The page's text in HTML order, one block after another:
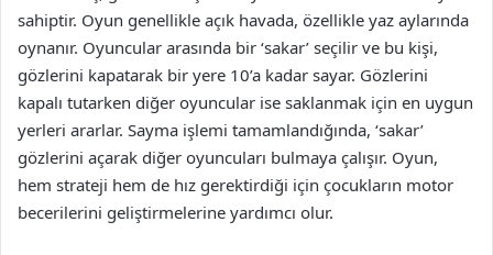
sahiptir. Oyun genellikle açık havada, özellikle yaz aylarında
oynanır. Oyuncular arasında bir ‘sakar’ seçilir ve bu kişi,
gözlerini kapatarak bir yere 10’a kadar sayar. Gözlerini
kapalı tutarken diğer oyuncular ise saklanmak için en uygun
yerleri ararlar. Sayma işlemi tamamlandığında, ‘sakar’
gözlerini açarak diğer oyuncuları bulmaya çalışır. Oyun,
hem strateji hem de hız gerektirdiği için çocukların motor
becerilerini geliştirmelerine yardımcı olur.